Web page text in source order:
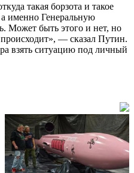
такая борзота и такое
именно Генеральную
Может быть этого и нет, но
— сказал Путин.
взять ситуацию под личный